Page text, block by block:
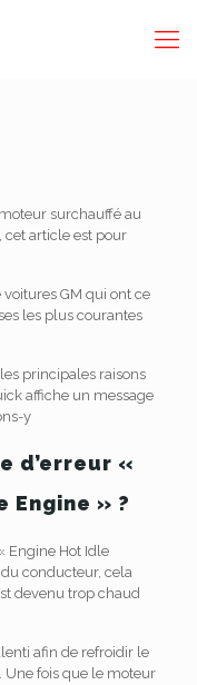
surchauffé au
cet article est pour
GM qui ont ce
les plus courantes
principales raisons
affiche un message
y
d’erreur «
Engine » ?
Engine Hot Idle
conducteur, cela
devenu trop chaud
afin de refroidir le
Une fois que le moteur